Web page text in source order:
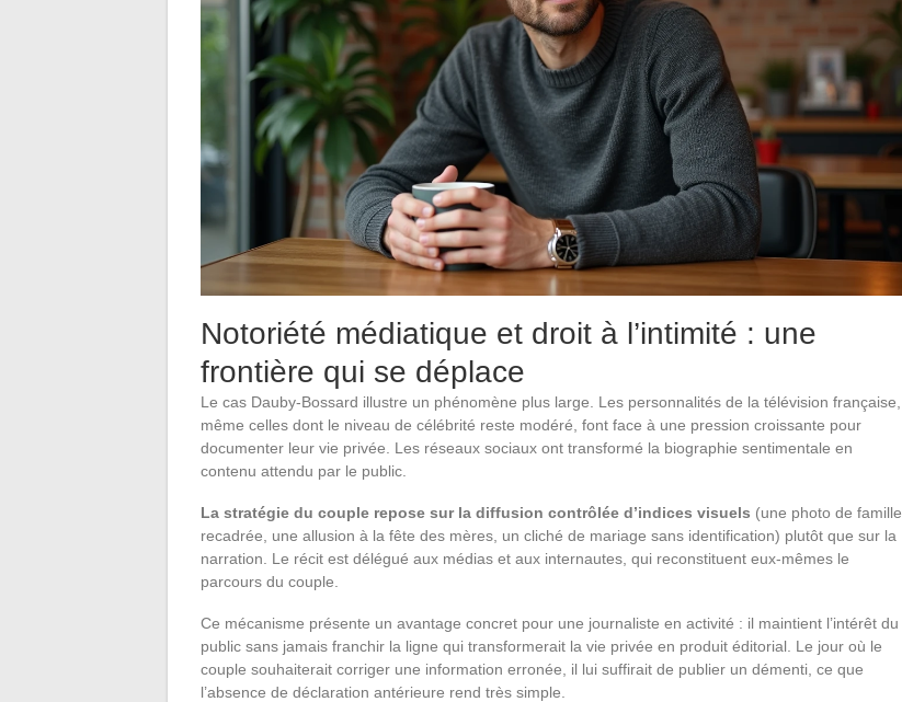
Notoriété médiatique et droit à l’intimité : une
frontière qui se déplace
Le cas Dauby-Bossard illustre un phénomène plus large. Les personnalités de la télévision française,
même celles dont le niveau de célébrité reste modéré, font face à une pression croissante pour
documenter leur vie privée. Les réseaux sociaux ont transformé la biographie sentimentale en
contenu attendu par le public.
La stratégie du couple repose sur la diffusion contrôlée d’indices visuels (une photo de famille
recadrée, une allusion à la fête des mères, un cliché de mariage sans identification) plutôt que sur la
narration. Le récit est délégué aux médias et aux internautes, qui reconstituent eux-mêmes le
parcours du couple.
Ce mécanisme présente un avantage concret pour une journaliste en activité : il maintient l’intérêt du
public sans jamais franchir la ligne qui transformerait la vie privée en produit éditorial. Le jour où le
couple souhaiterait corriger une information erronée, il lui suffirait de publier un démenti, ce que
l’absence de déclaration antérieure rend très simple.